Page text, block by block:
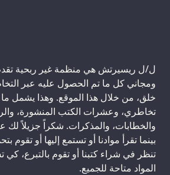
ل/ل ريسيرتش هي منظمة غير ربحية
ومجاني كل ما تم الحصول عليه عبر
تخاطري، وعشرات الكتب المنشورة،
والخطابات، والمذكرات. شكراً جزيلاً لك
بينما تقرأ موادنا أو تستمع إليها أو تقوم
تنظر في شراء كتبنا أو تقوم بالتبرع، كي
المواد متاحة للجميع.